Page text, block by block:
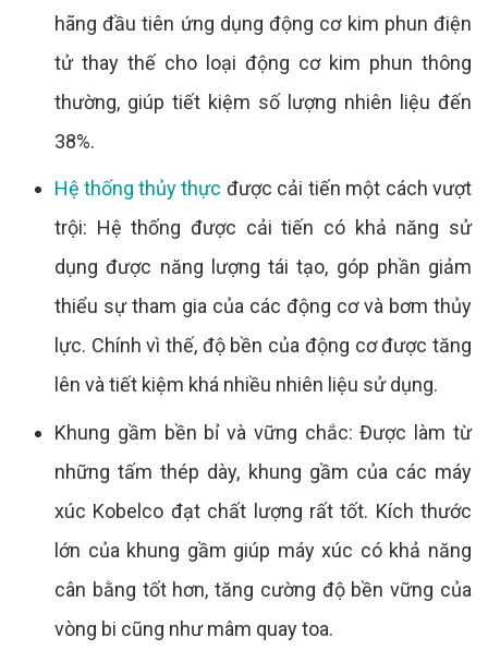
hãng đầu tiên ứng dụng động cơ kim phun điện
tử thay thế cho loại động cơ kim phun thông
thường, giúp tiết kiệm số lượng nhiên liệu đến
38%.
Hệ thống thủy thực được cải tiến một cách vượt
trội: Hệ thống được cải tiến có khả năng sử
dụng được năng lượng tái tạo, góp phần giảm
thiểu sự tham gia của các động cơ và bơm thủy
lực. Chính vì thế, độ bền của động cơ được tăng
lên và tiết kiệm khá nhiều nhiên liệu sử dụng.
Khung gầm bền bỉ và vững chắc: Được làm từ
những tấm thép dày, khung gầm của các máy
xúc Kobelco đạt chất lượng rất tốt. Kích thước
lớn của khung gầm giúp máy xúc có khả năng
cân bằng tốt hơn, tăng cường độ bền vững của
vòng bi cũng như mâm quay toa.